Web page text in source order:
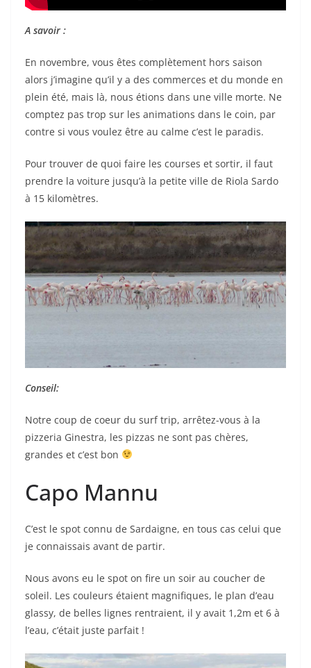
A savoir :
En novembre, vous êtes complètement hors saison
alors j’imagine qu’il y a des commerces et du monde en
plein été, mais là, nous étions dans une ville morte. Ne
comptez pas trop sur les animations dans le coin, par
contre si vous voulez être au calme c’est le paradis.
Pour trouver de quoi faire les courses et sortir, il faut
prendre la voiture jusqu’à la petite ville de Riola Sardo
à 15 kilomètres.
Conseil:
Notre coup de coeur du surf trip, arrêtez-vous à la
pizzeria Ginestra, les pizzas ne sont pas chères,
grandes et c’est bon
Capo Mannu
C’est le spot connu de Sardaigne, en tous cas celui que
je connaissais avant de partir.
Nous avons eu le spot on fire un soir au coucher de
soleil. Les couleurs étaient magnifiques, le plan d’eau
glassy, de belles lignes rentraient, il y avait 1,2m et 6 à
l’eau, c’était juste parfait !